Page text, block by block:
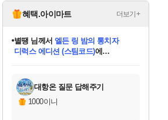
혜택.아이마트 더보기+
교환.
별땡 님께서 엘든 링 밤의 통치자
디럭스 에디션 (스팀코드)에
당첨되셨습니다.
당첨되셨습니다.
당첨되셨습니다.
당첨되셨습니다.
당첨되셨습니다.
당첨되셨습니다.
에디션 (스팀코드)를 교환.
당첨되셨습니다.
대항온 질문 답해주기
1000이니